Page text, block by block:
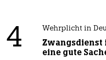
4 Wehrplicht in
Zwangsdienst
eine gute